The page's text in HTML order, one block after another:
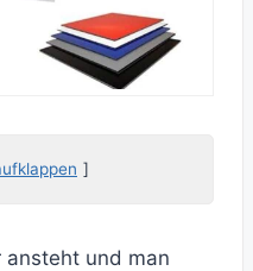
ansteht und man